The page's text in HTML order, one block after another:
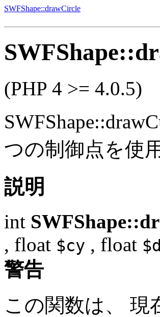
SWFShape::drawCircle
(PHP 4 >= 4.0.5)
つの制御点を使
説明
int
, float $cy , float
警告
この関数は、 現